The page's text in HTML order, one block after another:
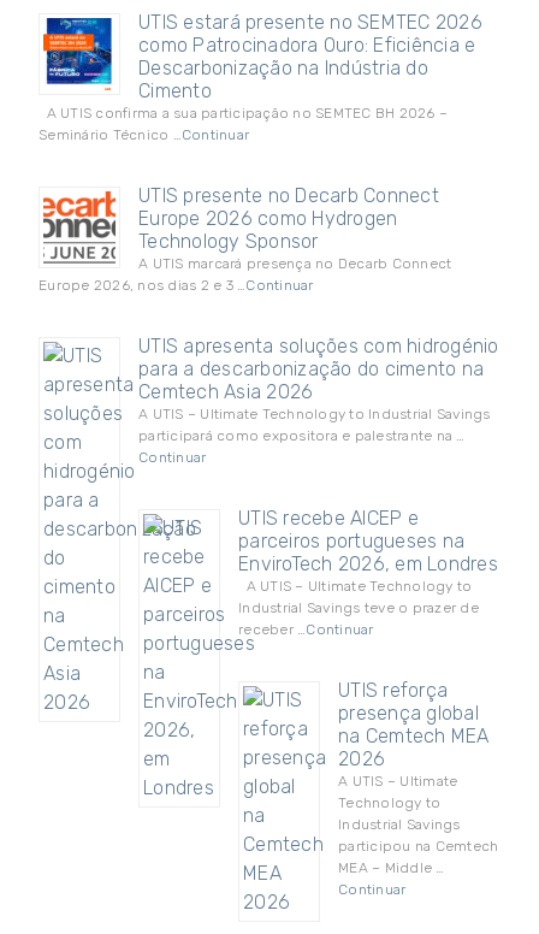
UTIS estará presente no SEMTEC 2026
como Patrocinadora Ouro: Eficiência e
Descarbonização na Indústria do
Cimento
A UTIS confirma a sua participação no SEMTEC BH 2026 –
Seminário Técnico … Continuar
UTIS presente no Decarb Connect
Europe 2026 como Hydrogen
Technology Sponsor
A UTIS marcará presença no Decarb Connect
Europe 2026, nos dias 2 e 3 … Continuar
UTIS apresenta soluções com hidrogénio
para a descarbonização do cimento na
Cemtech Asia 2026
A UTIS – Ultimate Technology to Industrial Savings
participará como expositora e palestrante na …
Continuar
UTIS recebe AICEP e
parceiros portugueses na
EnviroTech 2026, em Londres
A UTIS – Ultimate Technology to
Industrial Savings teve o prazer de
receber … Continuar
UTIS reforça
presença global
na Cemtech MEA
2026
A UTIS – Ultimate
Technology to
Industrial Savings
participou na Cemtech
MEA – Middle …
Continuar